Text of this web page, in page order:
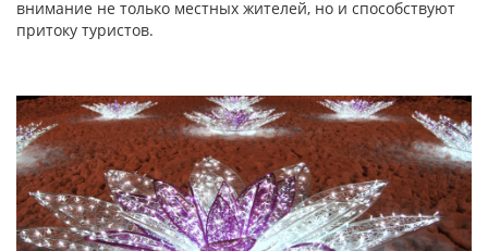
внимание не только местных жителей, но и способствуют
притоку туристов.